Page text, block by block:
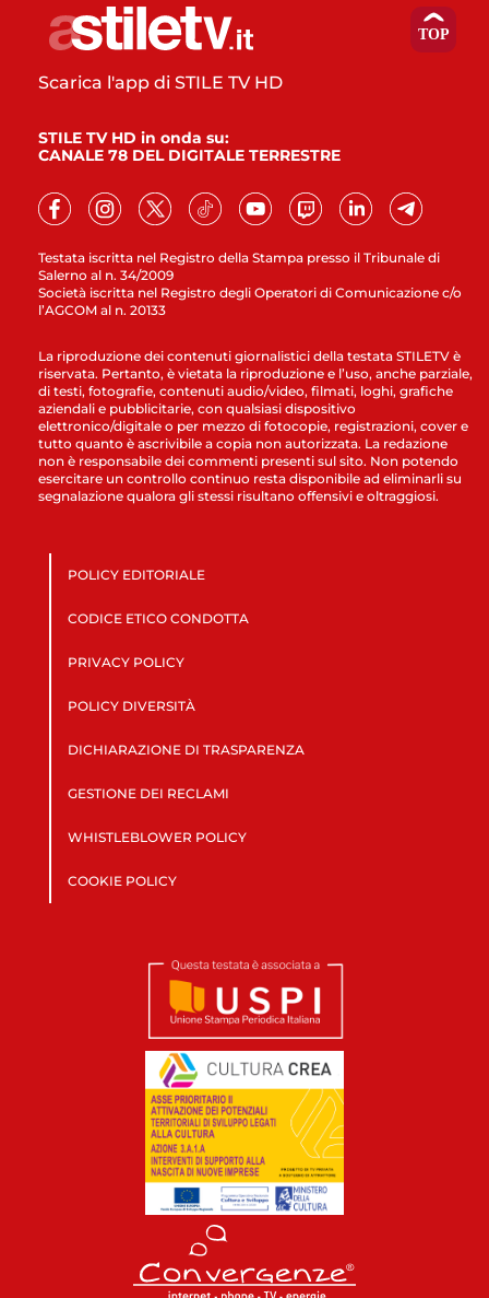
Testata iscritta nel Registro della Stampa presso il Tribunale di
Salerno al n. 34/2009
Società iscritta nel Registro degli Operatori di Comunicazione c/o
l’AGCOM al n. 20133
Scarica l'app di STILE TV HD
STILE TV HD in onda su:
CANALE 78 DEL DIGITALE TERRESTRE
La riproduzione dei contenuti giornalistici della testata STILETV è
riservata. Pertanto, è vietata la riproduzione e l’uso, anche parziale,
di testi, fotografie, contenuti audio/video, filmati, loghi, grafiche
aziendali e pubblicitarie, con qualsiasi dispositivo
elettronico/digitale o per mezzo di fotocopie, registrazioni, cover e
tutto quanto è ascrivibile a copia non autorizzata. La redazione
non è responsabile dei commenti presenti sul sito. Non potendo
esercitare un controllo continuo resta disponibile ad eliminarli su
segnalazione qualora gli stessi risultano offensivi e oltraggiosi.
POLICY EDITORIALE
CODICE ETICO CONDOTTA
PRIVACY POLICY
POLICY DIVERSITÀ
DICHIARAZIONE DI TRASPARENZA
GESTIONE DEI RECLAMI
WHISTLEBLOWER POLICY
COOKIE POLICY